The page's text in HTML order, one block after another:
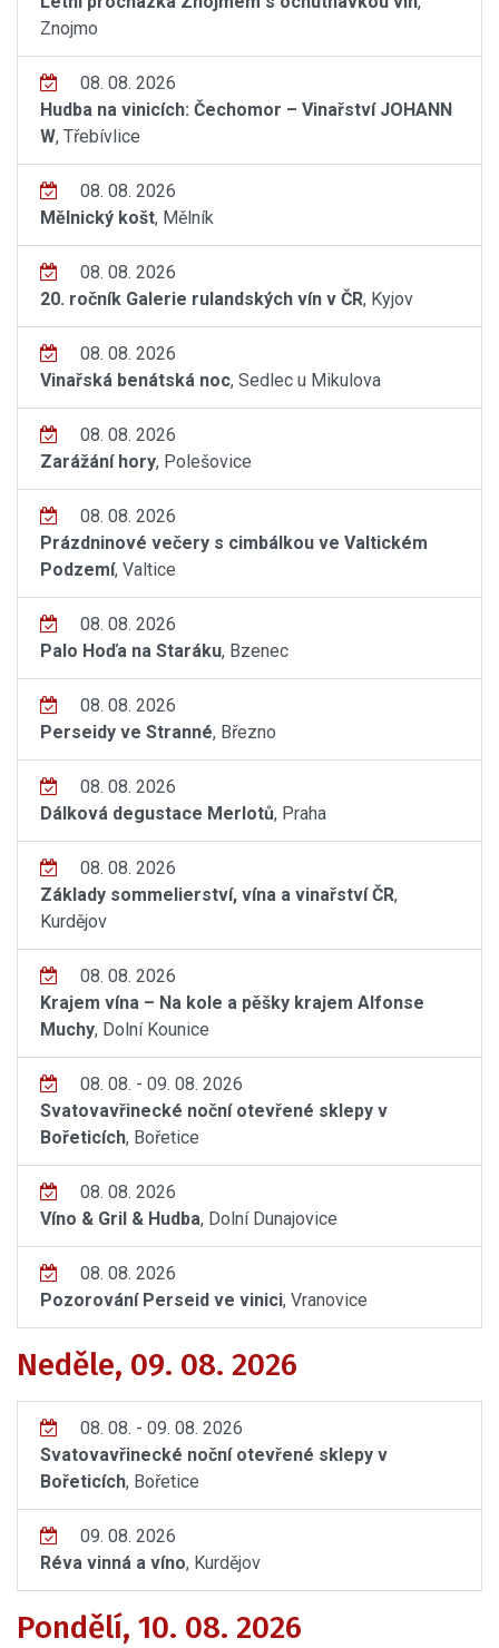
Znojmo
08. 08. 2026
Hudba na vinicích: Čechomor – Vinařství JOHANN
W, Třebívlice
08. 08. 2026
Mělnický košt, Mělník
08. 08. 2026
20. ročník Galerie rulandských vín v ČR, Kyjov
08. 08. 2026
Vinařská benátská noc, Sedlec u Mikulova
08. 08. 2026
Zarážání hory, Polešovice
08. 08. 2026
Prázdninové večery s cimbálkou ve Valtickém
Podzemí, Valtice
08. 08. 2026
Palo Hoďa na Staráku, Bzenec
08. 08. 2026
Perseidy ve Stranné, Březno
08. 08. 2026
Dálková degustace Merlotů, Praha
08. 08. 2026
Základy sommelierství, vína a vinařství ČR,
Kurdějov
08. 08. 2026
Krajem vína – Na kole a pěšky krajem Alfonse
Muchy, Dolní Kounice
08. 08. - 09. 08. 2026
Svatovavřinecké noční otevřené sklepy v
Bořeticích, Bořetice
08. 08. 2026
Víno & Gril & Hudba, Dolní Dunajovice
08. 08. 2026
Pozorování Perseid ve vinici, Vranovice
Neděle, 09. 08. 2026
08. 08. - 09. 08. 2026
Svatovavřinecké noční otevřené sklepy v
Bořeticích, Bořetice
09. 08. 2026
Réva vinná a víno, Kurdějov
Pondělí, 10. 08. 2026